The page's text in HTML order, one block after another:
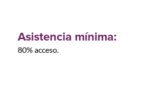
Asistencia mínima:
80% acceso.